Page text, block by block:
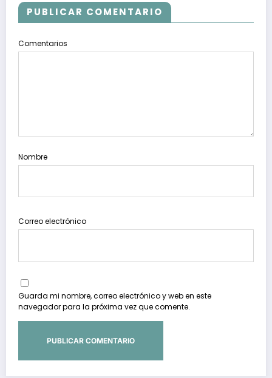
PUBLICAR COMENTARIO
Comentarios
Nombre
Correo electrónico
Guarda mi nombre, correo electrónico y web en este
navegador para la próxima vez que comente.